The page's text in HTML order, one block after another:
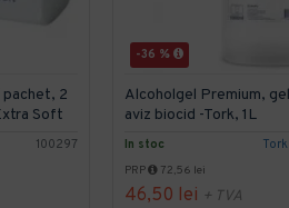
100297
pachet, 2
Soft
-36 %
In stoc Tork
Alcoholgel Premium,
aviz biocid -Tork, 1L
PRP 72,56 lei
46,50 lei + TVA